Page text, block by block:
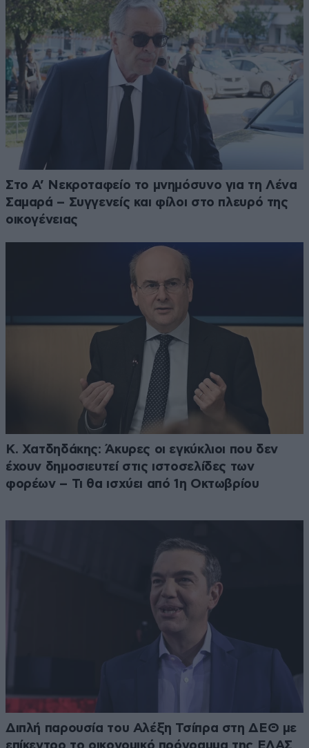
Στο Α’ Νεκροταφείο το μνημόσυνο για τη Λένα
Σαμαρά – Συγγενείς και φίλοι στο πλευρό της
οικογένειας
Κ. Χατδηδάκης: Άκυρες οι εγκύκλιοι που δεν
έχουν δημοσιευτεί στις ιστοσελίδες των
φορέων – Τι θα ισχύει από 1η Οκτωβρίου
Διπλή παρουσία του Αλέξη Τσίπρα στη ΔΕΘ με